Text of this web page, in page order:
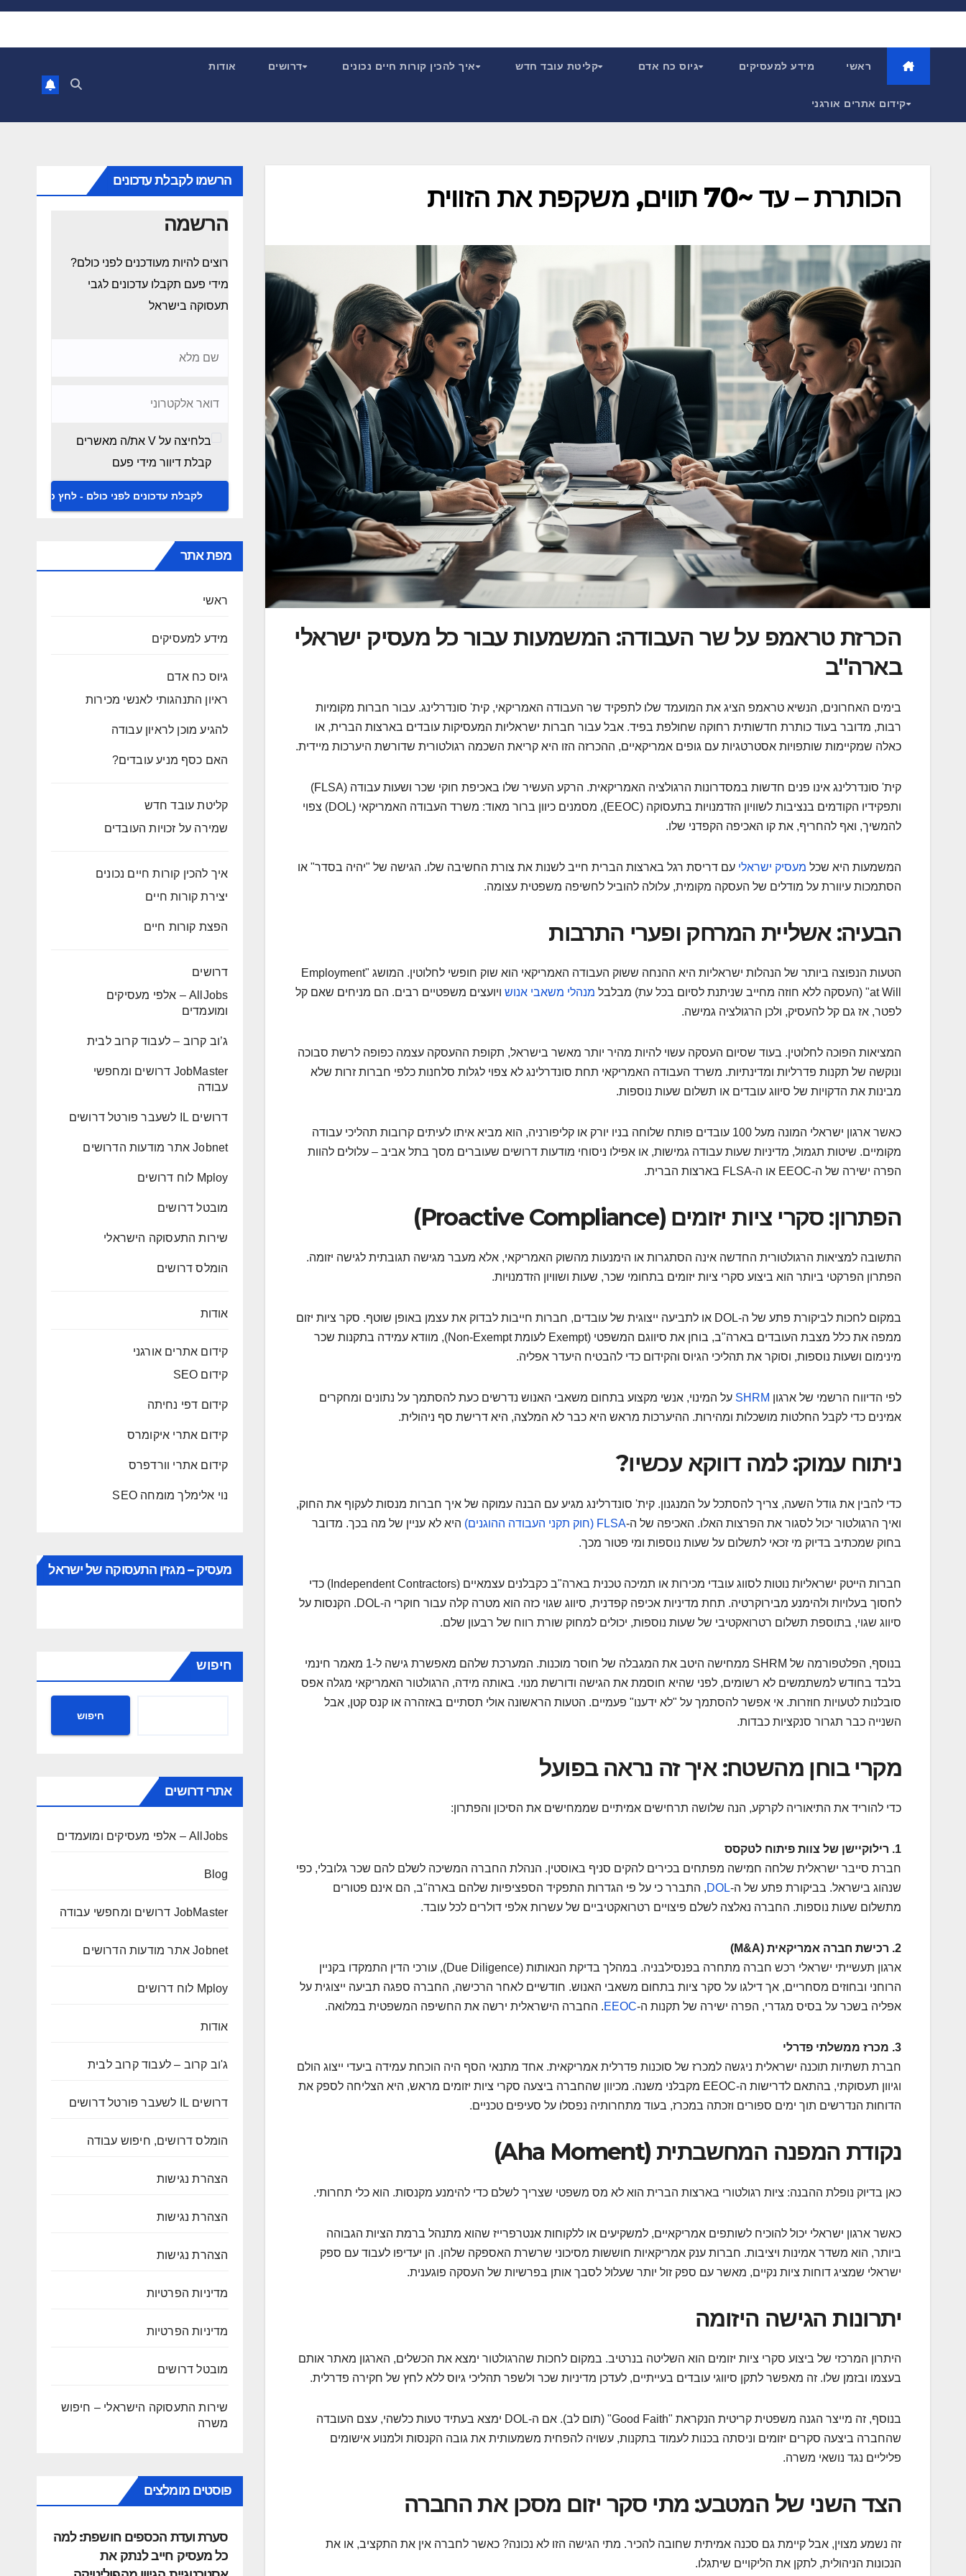
Skip
ראשי מידע למעסיקים גיוס כח אדם קליטת עובד חדש איך להכין קורות חיים נכונים דרושים אודות
קידום אתרים אורגני
הכותרת – עד ~70 תווים, משקפת את הזווית
הכרזת טראמפ על שר העבודה: המשמעות עבור כל מעסיק ישראלי
בארה"ב
בימים האחרונים, הנשיא טראמפ הציג את המועמד שלו לתפקיד שר העבודה האמריקאי, קית' סונדרלינג. עבור חברות מקומיות
רבות, מדובר בעוד כותרת חדשותית רחוקה שחולפת בפיד. אבל עבור חברות ישראליות המעסיקות עובדים בארצות הברית, או
כאלה שמקיימות שותפויות אסטרטגיות עם גופים אמריקאיים, ההכרזה הזו היא קריאת השכמה רגולטורית שדורשת היערכות מיידית.
קית' סונדרלינג אינו פנים חדשות במסדרונות הרגולציה האמריקאית. הרקע העשיר שלו באכיפת חוקי שכר ושעות עבודה (FLSA)
ותפקידיו הקודמים בנציבות לשוויון הזדמנויות בתעסוקה (EEOC), מסמנים כיוון ברור מאוד: משרד העבודה האמריקאי (DOL) צפוי
להמשיך, ואף להחריף, את קו האכיפה הקפדני שלו.
המשמעות היא שכל מעסיק ישראלי עם דריסת רגל בארצות הברית חייב לשנות את צורת החשיבה שלו. הגישה של "יהיה בסדר" או
הסתמכות עיוורת על מודלים של העסקה מקומית, עלולה להוביל לחשיפה משפטית עצומה.
הבעיה: אשליית המרחק ופערי התרבות
הטעות הנפוצה ביותר של הנהלות ישראליות היא ההנחה ששוק העבודה האמריקאי הוא שוק חופשי לחלוטין. המושג "Employment
at Will" (העסקה ללא חוזה מחייב שניתנת לסיום בכל עת) מבלבל
מנהלי משאבי אנוש ויועצים משפטיים רבים. הם מניחים שאם קל
לפטר, אז גם קל להעסיק, ולכן הרגולציה גמישה.
המציאות הפוכה לחלוטין. בעוד שסיום העסקה עשוי להיות מהיר יותר מאשר בישראל, תקופת ההעסקה עצמה כפופה לרשת סבוכה
ונוקשה של תקנות פדרליות ומדינתיות. משרד העבודה האמריקאי תחת סונדרלינג לא צפוי לגלות סלחנות כלפי חברות זרות שלא
מבינות את הדקויות של סיווג עובדים או תשלום שעות נוספות.
כאשר ארגון ישראלי המונה מעל 100 עובדים פותח שלוחה בניו יורק או קליפורניה, הוא מביא איתו לעיתים קרובות תהליכי עבודה
מקומיים. שיטות תגמול, מדיניות שעות עבודה גמישות, או אפילו ניסוחי מודעות דרושים שעוברים מסך בתל אביב – עלולים להוות
הפרה ישירה של ה-EEOC או ה-FLSA בארצות הברית.
הפתרון: סקרי ציות יזומים (Proactive Compliance)
התשובה למציאות הרגולטורית החדשה אינה הסתגרות או הימנעות מהשוק האמריקאי, אלא מעבר מגישה תגובתית לגישה יזומה.
הפתרון הפרקטי ביותר הוא ביצוע סקרי ציות יזומים בתחומי שכר, שעות ושוויון הזדמנויות.
במקום לחכות לביקורת פתע של ה-DOL או לתביעה ייצוגית של עובדים, חברות חייבות לבדוק את עצמן באופן שוטף. סקר ציות יזום
ממפה את כלל מצבת העובדים בארה"ב, בוחן את סיווגם המשפטי (Exempt לעומת Non-Exempt), מוודא עמידה בתקנות שכר
מינימום ושעות נוספות, וסוקר את תהליכי הגיוס והקידום כדי להבטיח היעדר אפליה.
לפי הדיווח הרשמי של ארגון SHRM על המינוי, אנשי מקצוע בתחום משאבי האנוש נדרשים כעת להסתמך על נתונים ומחקרים
אמינים כדי לקבל החלטות מושכלות ומהירות. ההיערכות מראש היא כבר לא המלצה, היא דרישת סף ניהולית.
ניתוח עמוק: למה דווקא עכשיו?
כדי להבין את גודל השעה, צריך להסתכל על המנגנון. קית' סונדרלינג מגיע עם הבנה עמוקה של איך חברות מנסות לעקוף את החוק,
ואיך הרגולטור יכול לסגור את הפרצות האלו. האכיפה של ה-FLSA (חוק תקני העבודה ההוגנים)
היא לא עניין של מה בכך. מדובר
בחוק שמכתיב בדיוק מי זכאי לתשלום על שעות נוספות ומי פטור מכך.
חברות הייטק ישראליות נוטות לסווג עובדי מכירות או תמיכה טכנית בארה"ב כקבלנים עצמאיים (Independent Contractors) כדי
לחסוך בעלויות ולהימנע מבירוקרטיה. תחת מדיניות אכיפה קפדנית, סיווג שגוי כזה הוא מטרה קלה עבור חוקרי ה-DOL. הקנסות על
סיווג שגוי, בתוספת תשלום רטרואקטיבי של שעות נוספות, יכולים למחוק שורת רווח של רבעון שלם.
בנוסף, הפלטפורמה של SHRM ממחישה היטב את המגבלה של חוסר מוכנות. המערכת שלהם מאפשרת גישה ל-1 מאמר חינמי
בלבד בחודש למשתמשים לא רשומים, לפני שהיא חוסמת את הגישה ודורשת מנוי. באותה מידה, הרגולטור האמריקאי מגלה אפס
סובלנות לטעויות חוזרות. אי אפשר להסתמך על "לא ידענו" פעמיים. הטעות הראשונה אולי תסתיים באזהרה או קנס קטן, אבל
השנייה כבר תגרור סנקציות כבדות.
מקרי בוחן מהשטח: איך זה נראה בפועל
כדי להוריד את התיאוריה לקרקע, הנה שלושה תרחישים אמיתיים שממחישים את הסיכון והפתרון:
1. רילוקיישן של צוות פיתוח לטקסס
חברת סייבר ישראלית שלחה חמישה מפתחים בכירים להקים סניף באוסטין. הנהלת החברה המשיכה לשלם להם שכר גלובלי, כפי
שנהוג בישראל. בביקורת פתע של ה-DOL, התברר כי על פי הגדרות התפקיד הספציפיות שלהם בארה"ב, הם אינם פטורים
מתשלום שעות נוספות. החברה נאלצה לשלם פיצויים רטרואקטיביים של עשרות אלפי דולרים לכל עובד.
2. רכישת חברה אמריקאית (M&A)
ארגון תעשייתי ישראלי רכש חברה מתחרה בפנסילבניה. במהלך בדיקת הנאותות (Due Diligence), עורכי הדין התמקדו בקניין
הרוחני ובחוזים מסחריים, אך דילגו על סקר ציות בתחום משאבי האנוש. חודשיים לאחר הרכישה, החברה ספגה תביעה ייצוגית על
אפליה בשכר על בסיס מגדרי, הפרה ישירה של תקנות ה-EEOC. החברה הישראלית ירשה את החשיפה המשפטית במלואה.
3. מכרז ממשלתי פדרלי
חברת תשתיות תוכנה ישראלית ניגשה למכרז של סוכנות פדרלית אמריקאית. אחד מתנאי הסף היה הוכחת עמידה ביעדי ייצוג הולם
וגיוון תעסוקתי, בהתאם לדרישות ה-EEOC מקבלני משנה. מכיוון שהחברה ביצעה סקרי ציות יזומים מראש, היא הצליחה לספק את
הדוחות הנדרשים תוך ימים ספורים וזכתה במכרז, בעוד מתחרותיה נפסלו על סעיפים טכניים.
נקודת המפנה המחשבתית (Aha Moment)
כאן בדיוק נופלת ההבנה: ציות רגולטורי בארצות הברית הוא לא מס משפטי שצריך לשלם כדי להימנע מקנסות. הוא כלי תחרותי.
כאשר ארגון ישראלי יכול להוכיח לשותפים אמריקאיים, למשקיעים או ללקוחות אנטרפרייז שהוא מתנהל ברמת הציות הגבוהה
ביותר, הוא משדר אמינות ויציבות. חברות ענק אמריקאיות חוששות מסיכוני שרשרת האספקה שלהן. הן יעדיפו לעבוד עם ספק
ישראלי שמציג דוחות ציות נקיים, מאשר עם ספק זול יותר שעלול לסבך אותן בפרשיות של העסקה פוגענית.
יתרונות הגישה היזומה
היתרון המרכזי של ביצוע סקרי ציות יזומים הוא השליטה בנרטיב. במקום לחכות שהרגולטור ימצא את הכשלים, הארגון מאתר אותם
בעצמו ובזמן שלו. זה מאפשר לתקן סיווגי עובדים בעייתיים, לעדכן מדיניות שכר ולשפר תהליכי גיוס ללא לחץ של חקירה פדרלית.
בנוסף, זה מייצר הגנה משפטית קריטית הנקראת "Good Faith" (תום לב). אם ה-DOL ימצא בעתיד טעות כלשהי, עצם העובדה
שהחברה ביצעה סקרים יזומים וניסתה בכנות לעמוד בתקנות, עשויה להפחית משמעותית את גובה הקנסות ולמנוע אישומים
פליליים נגד נושאי משרה.
הצד השני של המטבע: מתי סקר יזום מסכן את החברה
זה נשמע מצוין, אבל קיימת גם סכנה אמיתית שחובה להכיר. מתי הגישה הזו לא נכונה? כאשר לחברה אין את התקציב, או את
הנכונות הניהולית, לתקן את הליקויים שיתגלו.
הרשמו לקבלת עדכונים
הרשמה
רוצים להיות מעודכנים לפני כולם?
מידי פעם תקבלו עדכונים לגבי
תעסוקה בישראל
בלחיצה על V את/ה מאשרים
קבלת דיוור מידי פעם
מפת אתר
ראשי
מידע למעסיקים
גיוס כח אדם
ראיון התנהגותי לאנשי מכירות
להגיע מוכן לראיון עבודה
האם כסף מניע עובדים?
קליטת עובד חדש
שמירה על זכויות העובדים
איך להכין קורות חיים נכונים
יצירת קורות חיים
הפצת קורות חיים
דרושים
AllJobs – אלפי מעסיקים
ומועמדים
ג’וב קרוב – לעבוד קרוב לבית
JobMaster דרושים ומחפשי
עבודה
דרושים IL לשעבר פורטל דרושים
Jobnet אתר מודעות הדרושים
Mploy לוח דרושים
מובטל דרושים
שירות התעסוקה הישראלי
הומלס דרושים
אודות
קידום אתרים אורגני
קידום SEO
קידום דפי נחיתה
קידום אתרי איקומרס
קידום אתרי וורדפרס
נוי אלימלך מומחה SEO
מעסיק – מגזין התעסוקה של ישראל
חיפוש
חיפוש
אתרי דרושים
AllJobs – אלפי מעסיקים ומועמדים
Blog
JobMaster דרושים ומחפשי עבודה
Jobnet אתר מודעות הדרושים
Mploy לוח דרושים
אודות
ג'וב קרוב – לעבוד קרוב לבית
דרושים IL לשעבר פורטל דרושים
הומלס דרושים, חיפוש עבודה
הצהרת נגישות
הצהרת נגישות
הצהרת נגישות
מדיניות הפרטיות
מדיניות הפרטיות
מובטל דרושים
שירות התעסוקה הישראלי – חיפוש
משרה
פוסטים מומלצים
סערת ועדת הכספים חושפת: למה
כל מעסיק חייב לנתק את